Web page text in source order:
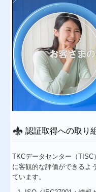
認証取得への取り
TKCデータセンター（
に客観的な評価ができるよ
ています。